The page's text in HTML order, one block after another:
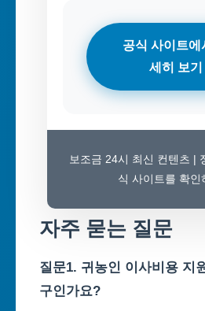
공식 사이트에
세히 보기
보조금 24시 최신 컨텐츠 |
식 사이트를 확인
자주 묻는 질문
질문1. 귀농인 이사비용 지
구인가요?